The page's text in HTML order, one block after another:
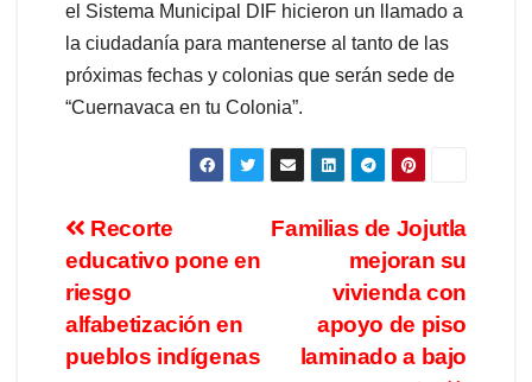
el Sistema Municipal DIF hicieron un llamado a
la ciudadanía para mantenerse al tanto de las
próximas fechas y colonias que serán sede de
“Cuernavaca en tu Colonia”.
Familias de Jojutla
mejoran su
vivienda con
apoyo de piso
laminado a bajo
Recorte
educativo pone en
riesgo
alfabetización en
pueblos indígenas